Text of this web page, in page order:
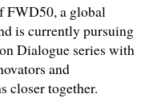
FWD50, a global
is currently pursuing
Dialogue series with
and
closer together.